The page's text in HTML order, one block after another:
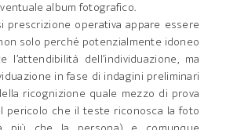
album fotografico.
prescrizione operativa appare essere
solo perché potenzialmente idoneo
l’attendibilità dell’individuazione, ma
in fase di indagini preliminari
ricognizione quale mezzo di prova
pericolo che il teste riconosca la foto